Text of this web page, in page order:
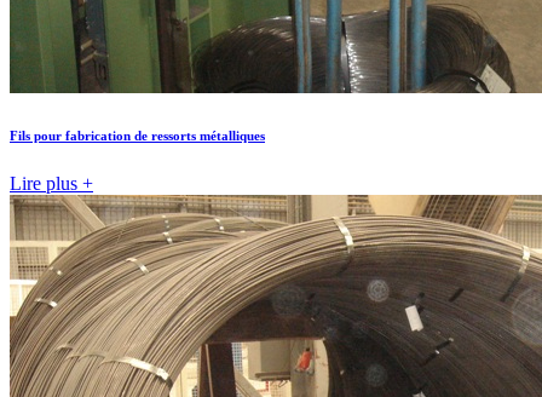
Fils pour fabrication de ressorts métalliques
Lire plus +